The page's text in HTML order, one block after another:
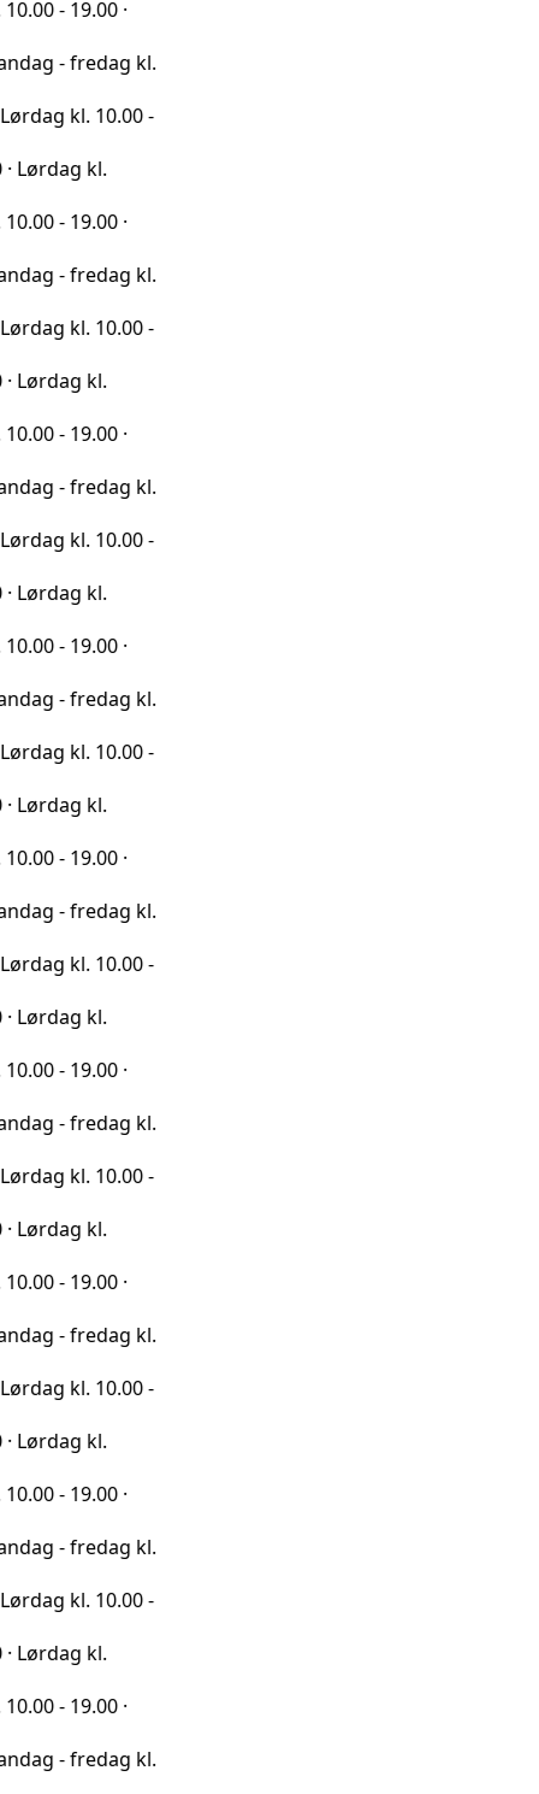
·
kl.
10.00 -
kl.
·
kl.
10.00 -
kl.
·
kl.
10.00 -
kl.
·
kl.
10.00 -
kl.
·
kl.
10.00 -
kl.
·
kl.
10.00 -
kl.
·
kl.
10.00 -
kl.
·
kl.
10.00 -
kl.
·
kl.